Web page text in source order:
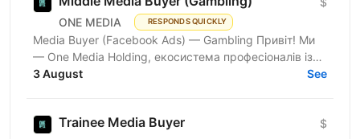
ONE MEDIA RESPONDS QUICKLY
Media Buyer (Facebook Ads) — Gambling Привіт! Ми
— One Media Holding, екосистема професіоналів із
глибокою експертизою в digital-маркетингу та
3 August See
Trainee Media Buyer $